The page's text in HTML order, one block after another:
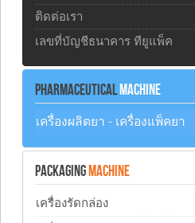
ติดต่อเรา
เลขที่บัญชีธนาคาร ทียูแพ็ค
PHARMACEUTICALMACHINE
เครื่องผลิตยา - เครื่องแพ็คยา
PACKAGING MACHINE
เครื่องรัดกล่อง